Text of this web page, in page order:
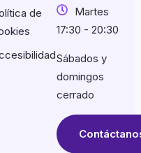
de
Martes
17:30 - 20:30
Sábados y
domingos
cerrado